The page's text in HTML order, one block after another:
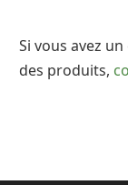
Si vous avez
des produits,